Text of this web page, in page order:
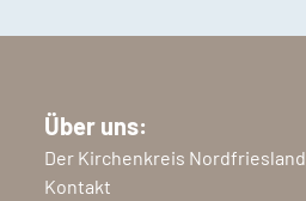
Über uns:
Der Kirchenkreis Nordfriesland
Kontakt